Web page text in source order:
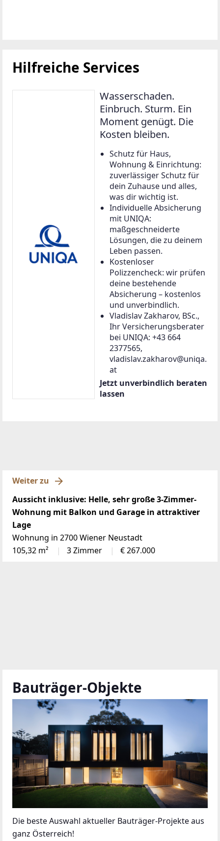
Hilfreiche Services
Wasserschaden.
Einbruch. Sturm. Ein
Moment genügt. Die
Kosten bleiben.
Schutz für Haus,
Wohnung & Einrichtung:
zuverlässiger Schutz für
dein Zuhause und alles,
was dir wichtig ist.
Individuelle Absicherung
mit UNIQA:
maßgeschneiderte
Lösungen, die zu deinem
Leben passen.
Kostenloser
Polizzencheck: wir prüfen
deine bestehende
Absicherung – kostenlos
und unverbindlich.
Vladislav Zakharov, BSc.,
Ihr Versicherungsberater
bei UNIQA: +43 664
2377565,
vladislav.zakharov@uniqa.
at
Jetzt unverbindlich beraten
lassen
Weiter zu
Aussicht inklusive: Helle, sehr große 3-Zimmer-
Wohnung mit Balkon und Garage in attraktiver
Lage
Wohnung in 2700 Wiener Neustadt
105,32 m²
3 Zimmer € 267.000
Bauträger-Objekte
Die beste Auswahl aktueller Bauträger-Projekte aus
ganz Österreich!